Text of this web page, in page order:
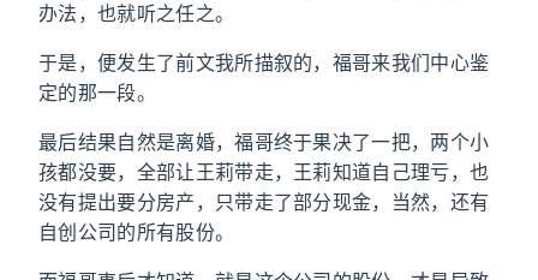
办法，也就听之任之。
于是，便发生了前文我所描叙的，福哥来我们中心鉴
定的那一段。
最后结果自然是离婚，福哥终于果决了一把，两个小
孩都没要，全部让王莉带走，王莉知道自己理亏，也
没有提出要分房产，只带走了部分现金，当然，还有
自创公司的所有股份。